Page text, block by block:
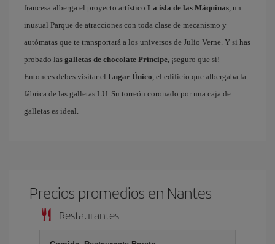
francesa alberga el proyecto artístico La isla de las Máquinas, un
inusual Parque de atracciones con toda clase de mecanismo y
autómatas que te transportará a los universos de Julio Verne. Y si has
probado las galletas de chocolate Príncipe, ¡seguro que sí!
Entonces debes visitar el Lugar Único, el edificio que albergaba la
fábrica de las galletas LU. Su torreón coronado por una caja de
galletas es ideal.
Precios promedios en Nantes
Restaurantes